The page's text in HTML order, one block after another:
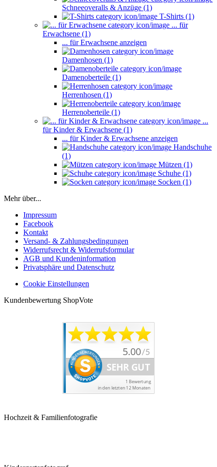
Schneeoveralls & Anzüge (1)
T-Shirts (1)
... für
Erwachsene (1)
... für Erwachsene anzeigen
Damenhosen (1)
Damenoberteile (1)
Herrenhosen (1)
Herrenoberteile (1)
...
für Kinder & Erwachsene (1)
... für Kinder & Erwachsene anzeigen
Handschuhe
(1)
Mützen (1)
Schuhe (1)
Socken (1)
Mehr über...
Impressum
Facebook
Kontakt
Versand- & Zahlungsbedingungen
Widerrufsrecht & Widerrufsformular
AGB und Kundeninformation
Privatsphäre und Datenschutz
Cookie Einstellungen
Kundenbewertung ShopVote
Hochzeit & Familienfotografie